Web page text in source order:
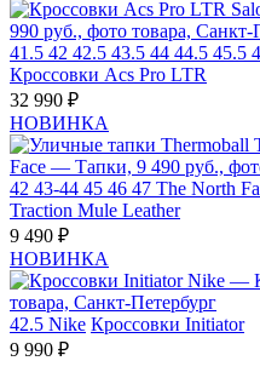
41.5 42 42.5 43.5 44 44.5 45.5
Кроссовки Acs Pro LTR
32 990 ₽
НОВИНКА
42 43-44 45 46 47 The North
Traction Mule Leather
9 490 ₽
НОВИНКА
42.5 Nike Кроссовки Initiator
9 990 ₽